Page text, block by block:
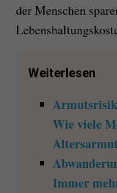
der Menschen
Weiterlesen
Wie viele
Immer